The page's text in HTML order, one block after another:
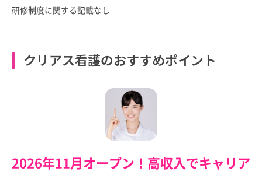
研修制度に関する記載なし
クリアス看護のおすすめポイント
2026年11月オープン！高収入でキャリア